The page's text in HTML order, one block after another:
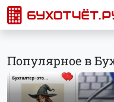
Популярное в